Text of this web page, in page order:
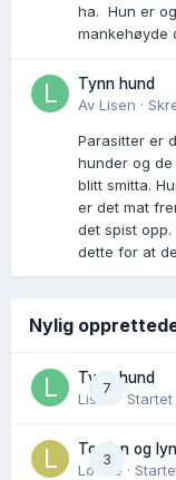
ha. Hun er
mankehøyde
Tynn hund
Av Lisen ·
Parasitter er
hunder og de
blitt smitta.
er det mat
det spist
dette for at
Nylig
7
Tynn hund
Lisen
· Startet
3
Torden og lyn
Lovise ·